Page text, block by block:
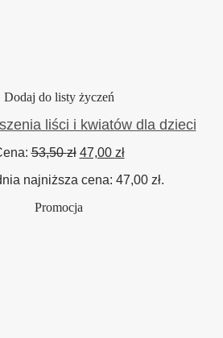
Dodaj do listy życzeń
liści i kwiatów dla dzieci
53,50zł Pierwotna
wynosiła:
47,00 złAktualna
wynosi:
najniższa cena: 47,00 zł.
Promocja